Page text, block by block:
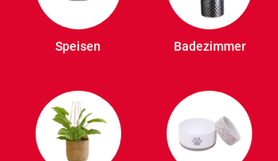
Speisen Badezimmer